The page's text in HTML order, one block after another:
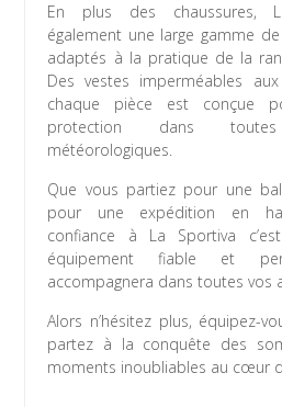
En plus des chaussures,
également une large gamme
adaptés à la pratique de la
Des vestes imperméables
chaque pièce est conçue
protection dans
météorologiques.
Que vous partiez pour une
pour une expédition en
confiance à La Sportiva
équipement fiable et
accompagnera dans toutes vos
Alors n’hésitez plus, équipez-
partez à la conquête des
moments inoubliables au cœur